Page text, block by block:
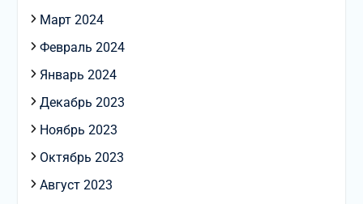
Март 2024
Февраль 2024
Январь 2024
Декабрь 2023
Ноябрь 2023
Октябрь 2023
Август 2023